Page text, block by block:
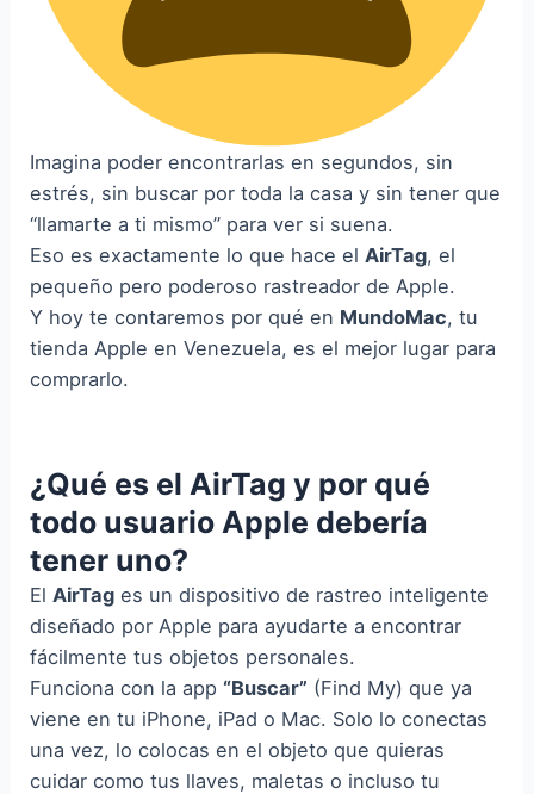
Imagina poder encontrarlas en segundos, sin
estrés, sin buscar por toda la casa y sin tener que
“llamarte a ti mismo” para ver si suena.
Eso es exactamente lo que hace elAirTag, el
pequeño pero poderoso rastreador de Apple.
Y hoy te contaremos por qué en MundoMac, tu
tienda Apple en Venezuela, es el mejor lugar para
comprarlo.
¿Qué es el AirTag y por qué
todo usuario Apple debería
tener uno?
ElAirTag es un dispositivo de rastreo inteligente
diseñado por Apple para ayudarte a encontrar
fácilmente tus objetos personales.
Funciona con la app “Buscar” (Find My) que ya
viene en tu iPhone, iPad o Mac. Solo lo conectas
una vez, lo colocas en el objeto que quieras
cuidar como tus llaves, maletas o incluso tu